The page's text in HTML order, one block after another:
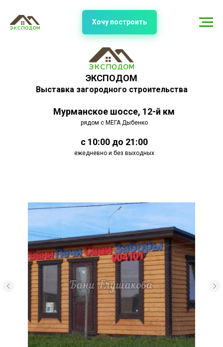
ЭКСПОДОМ
Выставка загородного строительства
Мурманское шоссе, 12-й км
рядом с МЕГА Дыбенко
с 10:00 до 21:00
ежедневно и без выходных
Хочу построить